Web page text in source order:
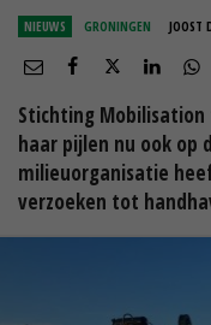
NIEUWS GRONINGEN JOOST
Stichting
haar pijlen nu ook op
milieuorganisatie
verzoeken tot